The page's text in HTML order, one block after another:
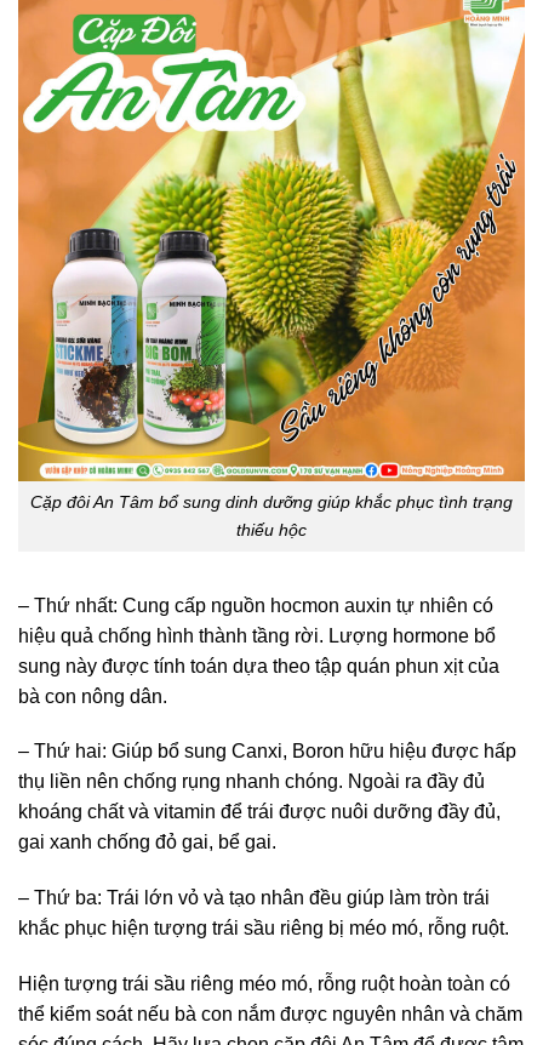
Cặp đôi An Tâm bổ sung dinh dưỡng giúp khắc phục tình trạng
thiếu hộc
– Thứ nhất: Cung cấp nguồn hocmon auxin tự nhiên có
hiệu quả chống hình thành tầng rời. Lượng hormone bổ
sung này được tính toán dựa theo tập quán phun xịt của
bà con nông dân.
– Thứ hai: Giúp bổ sung Canxi, Boron hữu hiệu được hấp
thụ liền nên chống rụng nhanh chóng. Ngoài ra đầy đủ
khoáng chất và vitamin để trái được nuôi dưỡng đầy đủ,
gai xanh chống đỏ gai, bể gai.
– Thứ ba: Trái lớn vỏ và tạo nhân đều giúp làm tròn trái
khắc phục hiện tượng trái sầu riêng bị méo mó, rỗng ruột.
Hiện tượng trái sầu riêng méo mó, rỗng ruột hoàn toàn có
thể kiểm soát nếu bà con nắm được nguyên nhân và chăm